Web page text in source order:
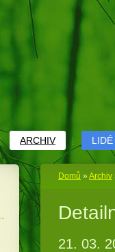
ARCHIV LIDÉ
Domů » Archiv
21. 03.